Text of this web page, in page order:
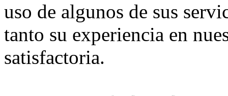
uso de algunos de sus
tanto su experiencia en
satisfactoria.